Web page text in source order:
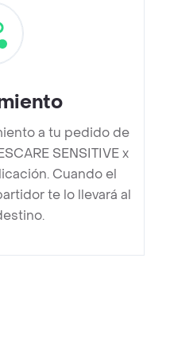
a tu pedido de
SENSITIVE x
Cuando el
te lo llevará al